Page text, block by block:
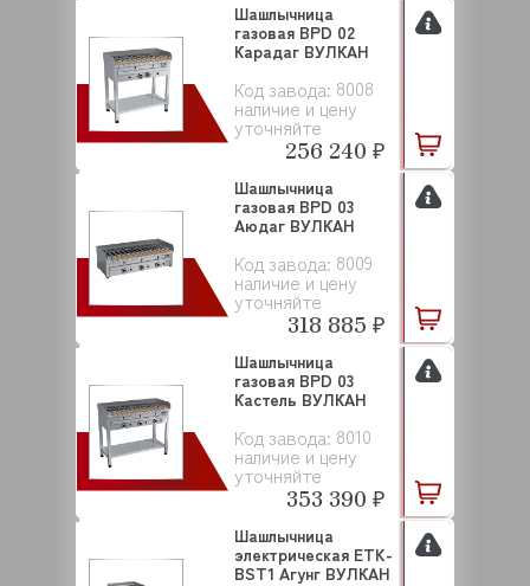
Код завода: 8008
наличие и цену
уточняйте
Шашлычница
газовая BPD 02
Карадаг ВУЛКАН
256 240 ₽
Код завода: 8009
наличие и цену
уточняйте
Шашлычница
газовая BPD 03
Аюдаг ВУЛКАН
318 885 ₽
Код завода: 8010
наличие и цену
уточняйте
Шашлычница
газовая BPD 03
Кастель ВУЛКАН
353 390 ₽
Шашлычница
электрическая ETK-
BST1 Агунг ВУЛКАН